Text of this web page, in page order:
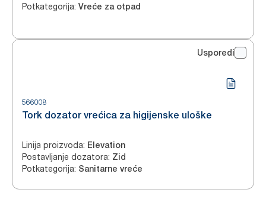
Potkategorija: Vreće za otpad
Usporedi
566008
Tork dozator vrećica za higijenske uloške
Linija proizvoda: Elevation
Postavljanje dozatora: Zid
Potkategorija: Sanitarne vreće